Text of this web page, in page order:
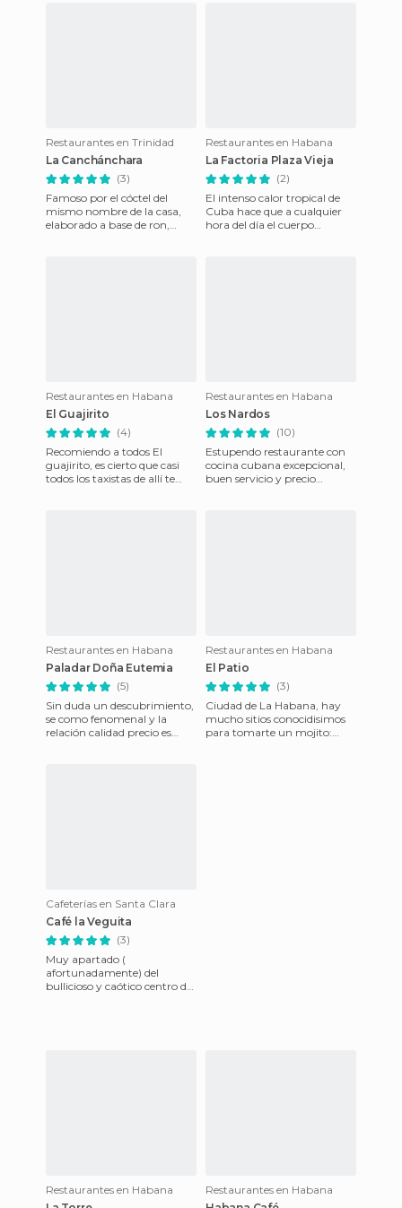
Restaurantes en Trinidad
La Canchánchara
(3)
Famoso por el cóctel del
mismo nombre de la casa,
elaborado a base de ron,
Restaurantes en Habana
La Factoria Plaza Vieja
(2)
El intenso calor tropical de
Cuba hace que a cualquier
hora del día el cuerpo
Restaurantes en Habana
El Guajirito
(4)
Recomiendo a todos El
guajirito, es cierto que casi
todos los taxistas de allí te
Restaurantes en Habana
Los Nardos
(10)
Estupendo restaurante con
cocina cubana excepcional,
buen servicio y precio
Restaurantes en Habana
Paladar Doña Eutemia
(5)
Sin duda un descubrimiento,
se como fenomenal y la
relación calidad precio es
Restaurantes en Habana
El Patio
(3)
Ciudad de La Habana, hay
mucho sitios conocidisimos
para tomarte un mojito:
Cafeterías en Santa Clara
Café la Veguita
(3)
Muy apartado (
afortunadamente) del
bullicioso y caótico centro de
Restaurantes en Habana
Restaurantes en Habana